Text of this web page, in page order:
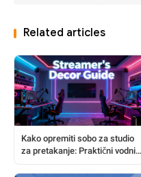
Related articles
Kako opremiti sobo za studio
za pretakanje: Praktični vodnik